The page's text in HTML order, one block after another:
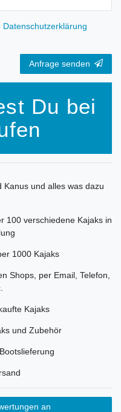
Daten­schutz­erklärung
Anfrage senden
Du bei
und alles was dazu
100 verschiedene Kajaks in
1000 Kajaks
Shops, per Email, Telefon,
Kajaks
und Zubehör
an